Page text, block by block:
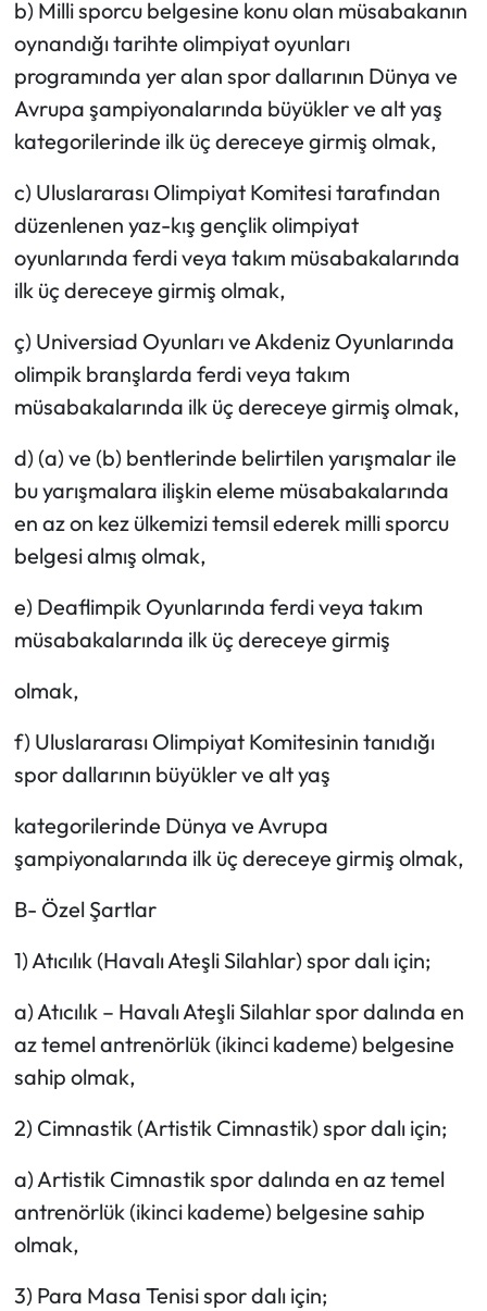
b) Milli sporcu belgesine konu olan müsabakanın
oynandığı tarihte olimpiyat oyunları
programında yer alan spor dallarının Dünya ve
Avrupa şampiyonalarında büyükler ve alt yaş
kategorilerinde ilk üç dereceye girmiş olmak,
c) Uluslararası Olimpiyat Komitesi tarafından
düzenlenen yaz-kış gençlik olimpiyat
oyunlarında ferdi veya takım müsabakalarında
ilk üç dereceye girmiş olmak,
ç) Universiad Oyunları ve Akdeniz Oyunlarında
olimpik branşlarda ferdi veya takım
müsabakalarında ilk üç dereceye girmiş olmak,
d) (a) ve (b) bentlerinde belirtilen yarışmalar ile
bu yarışmalara ilişkin eleme müsabakalarında
en az on kez ülkemizi temsil ederek milli sporcu
belgesi almış olmak,
e) Deaflimpik Oyunlarında ferdi veya takım
müsabakalarında ilk üç dereceye girmiş
olmak,
f) Uluslararası Olimpiyat Komitesinin tanıdığı
spor dallarının büyükler ve alt yaş
kategorilerinde Dünya ve Avrupa
şampiyonalarında ilk üç dereceye girmiş olmak,
B- Özel Şartlar
1) Atıcılık (Havalı Ateşli Silahlar) spor dalı için;
a) Atıcılık – Havalı Ateşli Silahlar spor dalında en
az temel antrenörlük (ikinci kademe) belgesine
sahip olmak,
2) Cimnastik (Artistik Cimnastik) spor dalı için;
a) Artistik Cimnastik spor dalında en az temel
antrenörlük (ikinci kademe) belgesine sahip
olmak,
3) Para Masa Tenisi spor dalı için;